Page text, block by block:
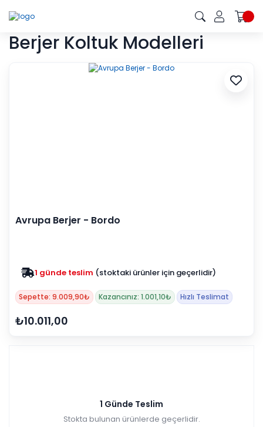
Berjer Koltuk Modelleri
Avrupa Berjer - Bordo
1 günde teslim (stoktaki ürünler için geçerlidir)
Sepette: 9.009,90₺ Kazancınız: 1.001,10₺ Hızlı Teslimat
₺10.011,00
1 Günde Teslim
Stokta bulunan ürünlerde geçerlidir.